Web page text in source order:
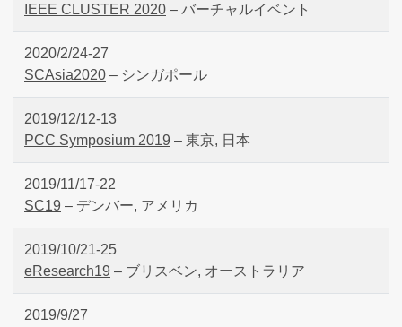
IEEE CLUSTER 2020 – バーチャルイベント
2020/2/24-27
SCAsia2020 – シンガポール
2019/12/12-13
PCC Symposium 2019 – 東京, 日本
2019/11/17-22
SC19 – デンバー, アメリカ
2019/10/21-25
eResearch19 – ブリスベン, オーストラリア
2019/9/27